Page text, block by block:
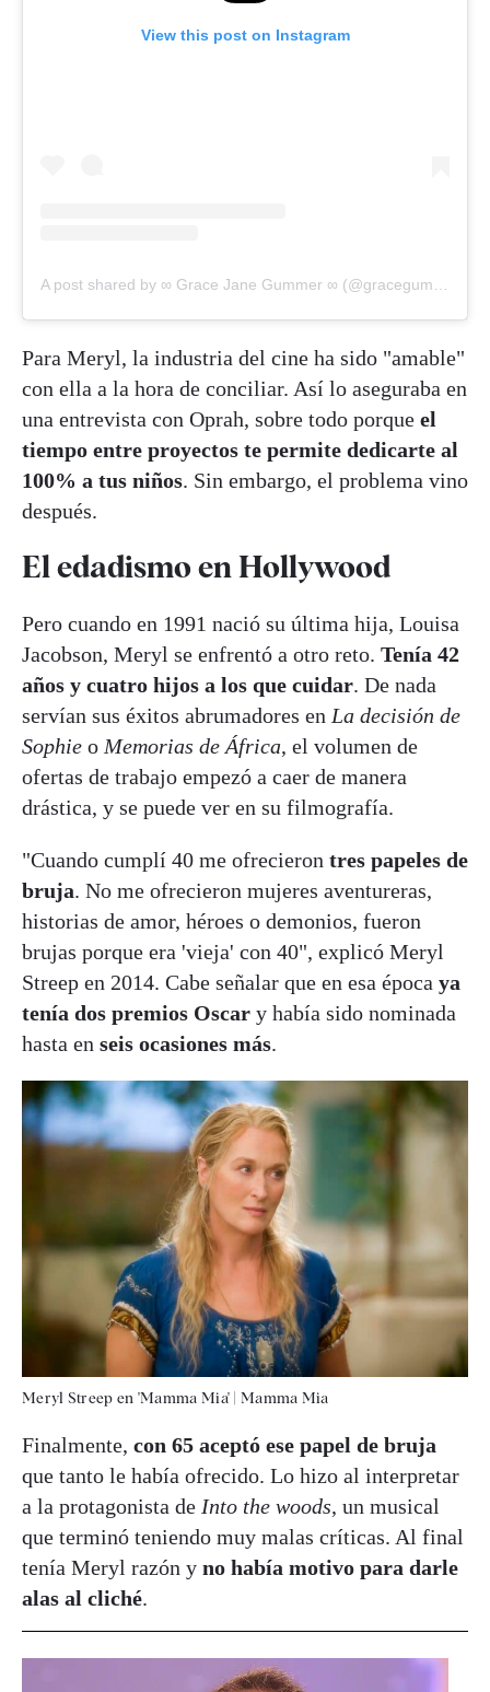
View this post on Instagram
Para Meryl, la industria del cine ha sido "amable"
con ella a la hora de conciliar. Así lo aseguraba en
una entrevista con Oprah, sobre todo porque el
tiempo entre proyectos te permite dedicarte al
100% a tus niños. Sin embargo, el problema vino
después.
El edadismo en Hollywood
Pero cuando en 1991 nació su última hija, Louisa
Jacobson, Meryl se enfrentó a otro reto. Tenía 42
años y cuatro hijos a los que cuidar. De nada
servían sus éxitos abrumadores en La decisión de
Sophie o Memorias de África, el volumen de
ofertas de trabajo empezó a caer de manera
drástica, y se puede ver en su filmografía.
"Cuando cumplí 40 me ofrecieron tres papeles de
bruja. No me ofrecieron mujeres aventureras,
historias de amor, héroes o demonios, fueron
brujas porque era 'vieja' con 40", explicó Meryl
Streep en 2014. Cabe señalar que en esa época ya
tenía dos premios Oscar y había sido nominada
hasta en seis ocasiones más.
Meryl Streep en 'Mamma Mia' |Mamma Mia
Finalmente, con 65 aceptó ese papel de bruja
que tanto le había ofrecido. Lo hizo al interpretar
a la protagonista de Into the woods, un musical
que terminó teniendo muy malas críticas. Al final
tenía Meryl razón y no había motivo para darle
alas al cliché.